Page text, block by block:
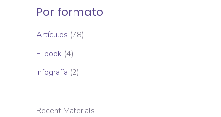
Por formato
Artículos (78)
E-book (4)
Infografía (2)
Recent Materials